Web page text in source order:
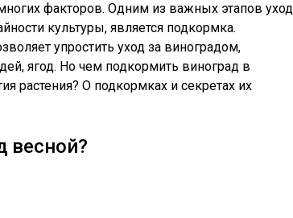
факторов. Одним из важных этапов
культуры, является подкормка.
упростить уход за виноградом,
ягод. Но чем подкормить виноград в
растения? О подкормках и секретах их
весной?